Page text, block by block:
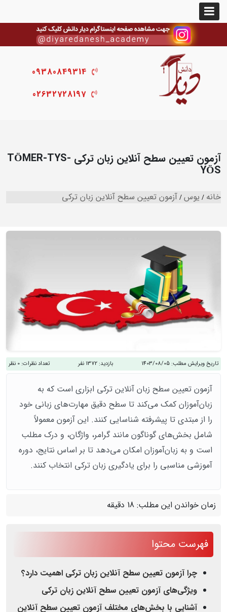
09380849314
02632728197
آزمون تعیین سطح آنلاین زبان ترکی TÖMER-TYS-
YÖS
خانه یوس آزمون تعیین سطح آنلاین زبان ترکی
تاریخ ویرایش مطلب: 1403/08/05 بازدید: 1372 نفر تعداد نظرات: 0 نظر
آزمون تعیین سطح زبان آنلاین ترکی ابزاری است که به
زبان‌آموزان کمک می‌کند تا سطح دقیق مهارت‌های زبانی خود
را از مبتدی تا پیشرفته شناسایی کنند. این آزمون معمولاً
شامل بخش‌های گوناگون مانند گرامر، واژگان، و درک مطلب
است و به زبان‌آموزان امکان می‌دهد تا بر اساس نتایج، دوره
آموزشی مناسبی را برای یادگیری زبان ترکی انتخاب کنند.
زمان خواندن این مطلب: 18 دقیقه
فهرست محتوا
چرا آزمون تعیین سطح آنلاین زبان ترکی اهمیت دارد؟
ویژگی‌های آزمون تعیین سطح آنلاین زبان ترکی
آشنایی با بخش‌های مختلف آزمون تعیین سطح آنلاین